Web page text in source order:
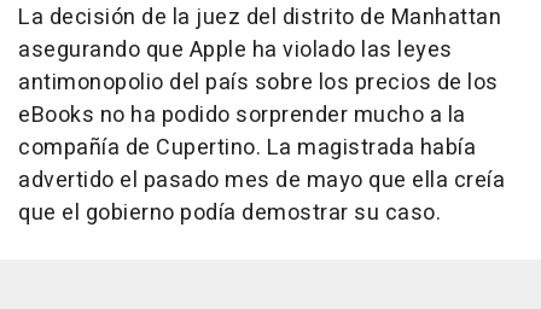
La decisión de la juez del distrito de Manhattan
asegurando que Apple ha violado las leyes
antimonopolio del país sobre los precios de los
eBooks no ha podido sorprender mucho a la
compañía de Cupertino. La magistrada había
advertido el pasado mes de mayo que ella creía
que el gobierno podía demostrar su caso.